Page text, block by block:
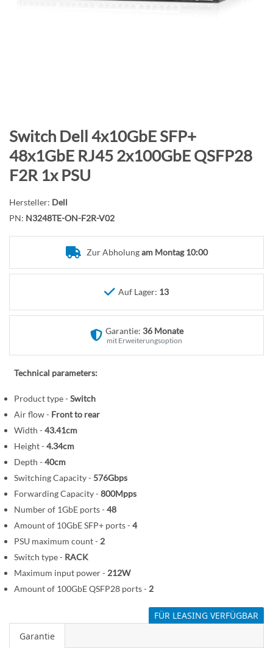
r
i
e
s
r
i
n
Z
u
m
A
f
a
n
B
d
g
p
n
Switch Dell 4x10GbE SFP+
48x1GbE RJ45 2x100GbE QSFP28
F2R 1x PSU
Hersteller: Dell
PN: N3248TE-ON-F2R-V02
Zur Abholungam Montag 10:00
Auf Lager: 13
Garantie: 36 Monate
mit Erweiterungsoption
Technical parameters:
Product type -Switch
Air flow - Front to rear
Width -43.41cm
Height -4.34cm
Depth -40cm
Switching Capacity - 576Gbps
Forwarding Capacity -800Mpps
Number of 1GbE ports -48
Amount of 10GbE SFP+ ports -4
PSU maximum count - 2
Switch type - RACK
Maximum input power - 212W
Amount of 100GbE QSFP28 ports - 2
FÜR LEASING VERFÜGBAR
Garantie